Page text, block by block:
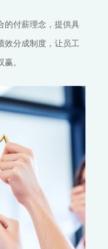
的付薪理念，提供具
效分成制度，让员工
。